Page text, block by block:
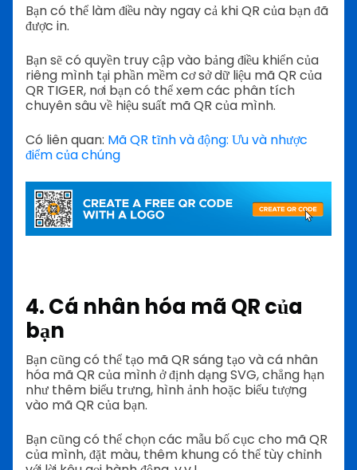
Bạn có thể làm điều này ngay cả khi QR của bạn đã
được in.
Bạn sẽ có quyền truy cập vào bảng điều khiển của
riêng mình tại phần mềm cơ sở dữ liệu mã QR của
QR TIGER, nơi bạn có thể xem các phân tích
chuyên sâu về hiệu suất mã QR của mình.
Có liên quan: Mã QR tĩnh và động: Ưu và nhược
điểm của chúng
4. Cá nhân hóa mã QR của
bạn
Bạn cũng có thể tạo mã QR sáng tạo và cá nhân
hóa mã QR của mình ở định dạng SVG, chẳng hạn
như thêm biểu trưng, hình ảnh hoặc biểu tượng
vào mã QR của bạn.
Bạn cũng có thể chọn các mẫu bố cục cho mã QR
của mình, đặt màu, thêm khung có thể tùy chỉnh